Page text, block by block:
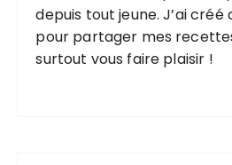
depuis tout jeune. J’ai
pour partager mes
surtout vous faire plaisir !